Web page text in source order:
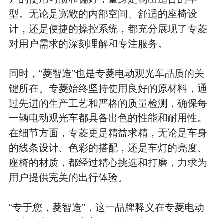
型。无论是宽敞的内部空间、舒适的座椅设
计，还是便捷的操控系统，都充分展现了专菱
对用户需求的深刻理解和专注服务。
同时，“菱智造”也是专菱电动观光车品质的关
键所在。专菱始终坚持使用良好的原材料，通
过先进的生产工艺和严格的质量检测，确保每
一辆电动观光车都具备出色的性能和耐用性。
在细节方面，专菱更是精益求精，无论是车身
的线条设计、色彩的搭配，还是车灯的亮度、
座椅的材质，都经过精心挑选和打磨，力求为
用户提供完美的出行体验。
“专于您，菱智造”，这一品牌释义在专菱电动